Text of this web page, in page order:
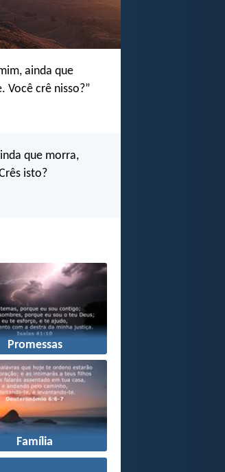
ainda que
Você crê nisso?”
que morra,
isto?
Promessas
Família